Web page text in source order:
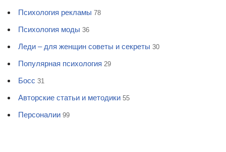
Психология рекламы 78
Психология моды 36
Леди – для женщин советы и секреты 30
Популярная психология 29
Босс 31
Авторские статьи и методики 55
Персоналии 99